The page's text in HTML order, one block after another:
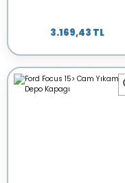
3.169,43 TL